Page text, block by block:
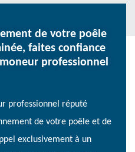
de votre poêle
faites confiance
professionnel
professionnel réputé
de votre poêle et de
exclusivement à un